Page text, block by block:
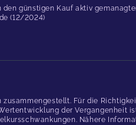
günstigen Kauf aktiv
(12/2024)
Für die
der
Nähere